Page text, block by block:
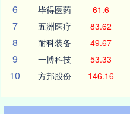
6 毕得医药 61.6
7 五洲医疗 83.62
8 耐科装备 49.67
9 一博科技 53.33
10 方邦股份 146.16